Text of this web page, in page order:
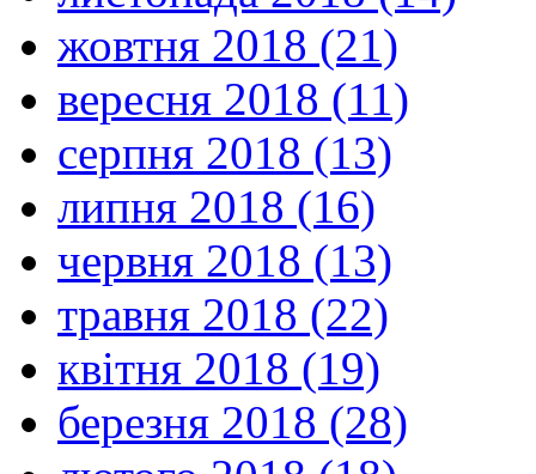
жовтня 2018 (21)
вересня 2018 (11)
серпня 2018 (13)
липня 2018 (16)
червня 2018 (13)
травня 2018 (22)
квітня 2018 (19)
березня 2018 (28)